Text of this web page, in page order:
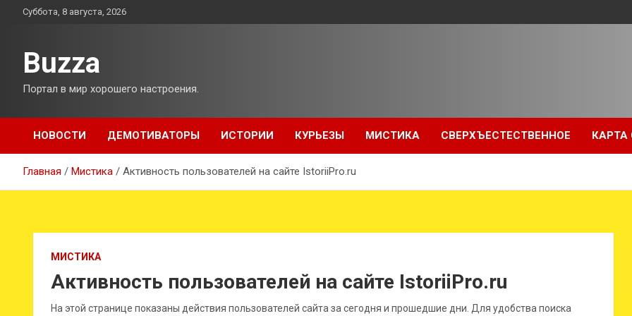
ПерейтиСуббота, 8 августа, 2026
Buzza
Портал в мир хорошего настроения.
НОВОСТИ ДЕМОТИВАТОРЫ ИСТОРИИ КУРЬЕЗЫ МИСТИКА СВЕРХЪЕСТЕСТВЕННОЕ КАРТА
Главная Мистика Активность пользователей на сайте IstoriiPro.ru
МИСТИКА
Активность пользователей на сайте IstoriiPro.ru
На этой странице показаны действия пользователей сайта за сегодня и прошедшие дни. Для удобства поиска